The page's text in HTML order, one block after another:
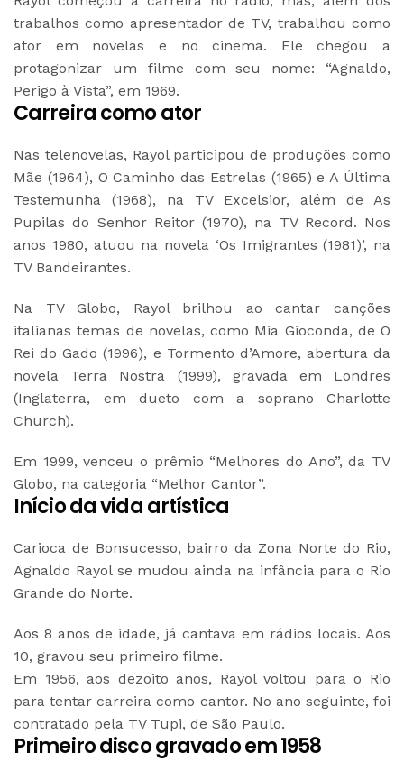
trabalhos como apresentador de TV, trabalhou como
ator em novelas e no cinema. Ele chegou a
protagonizar um filme com seu nome: “Agnaldo,
Perigo à Vista”, em 1969.
Carreira como ator
Nas telenovelas, Rayol participou de produções como
Mãe (1964), O Caminho das Estrelas (1965) e A Última
Testemunha (1968), na TV Excelsior, além de As
Pupilas do Senhor Reitor (1970), na TV Record. Nos
anos 1980, atuou na novela ‘Os Imigrantes (1981)’, na
TV Bandeirantes.
Na TV Globo, Rayol brilhou ao cantar canções
italianas temas de novelas, como Mia Gioconda, de O
Rei do Gado (1996), e Tormento d’Amore, abertura da
novela Terra Nostra (1999), gravada em Londres
(Inglaterra, em dueto com a soprano Charlotte
Church).
Em 1999, venceu o prêmio “Melhores do Ano”, da TV
Globo, na categoria “Melhor Cantor”.
Início da vida artística
Carioca de Bonsucesso, bairro da Zona Norte do Rio,
Agnaldo Rayol se mudou ainda na infância para o Rio
Grande do Norte.
Aos 8 anos de idade, já cantava em rádios locais. Aos
10, gravou seu primeiro filme.
Em 1956, aos dezoito anos, Rayol voltou para o Rio
para tentar carreira como cantor. No ano seguinte, foi
contratado pela TV Tupi, de São Paulo.
Primeiro disco gravado em 1958